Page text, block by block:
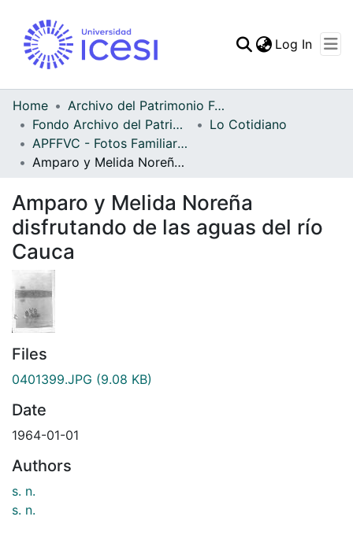
Statistics
Log In
Home
Archivo del Patrimonio Fotográfico y Fílmico del Valle del Cauca
Fondo Archivo del Patrimonio Fotográfico y Fílmico del Valle del Cauca
Lo Cotidiano
APFFVC - Fotos Familiares - Patrimonial
Amparo y Melida Noreña disfrutando de las aguas del río Cauca
Amparo y Melida Noreña
disfrutando de las aguas del río
Cauca
Files
0401399.JPG (9.08 KB)
Date
1964-01-01
Authors
s. n.
s. n.